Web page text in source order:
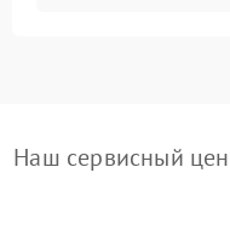
Наш сервисный